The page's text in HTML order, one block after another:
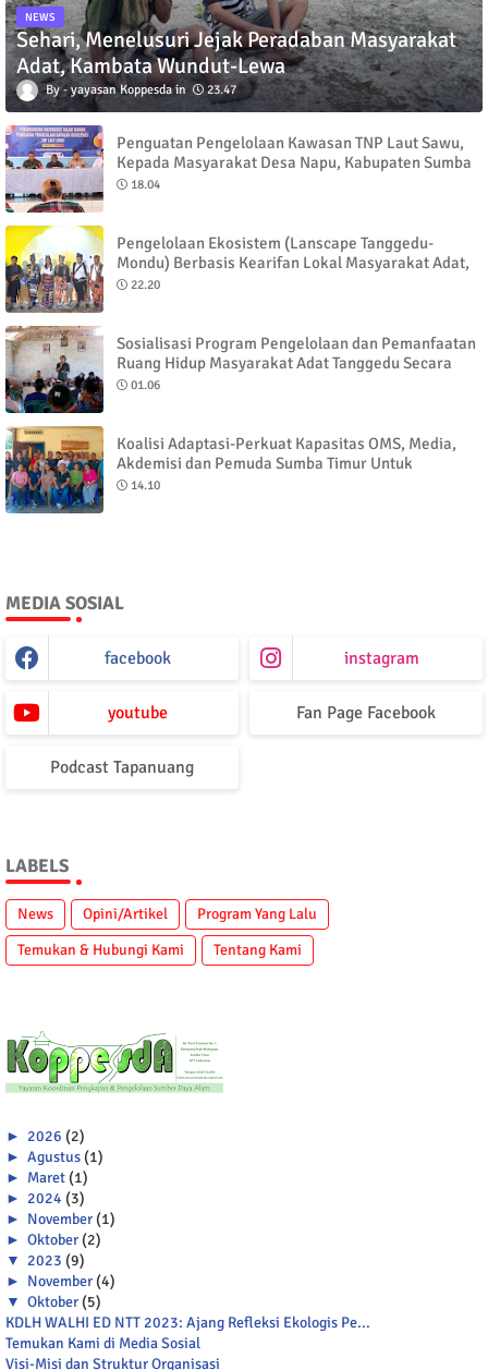
NEWS
Sehari, Menelusuri Jejak Peradaban Masyarakat
Adat, Kambata Wundut-Lewa
yayasan Koppesda 23.47
Penguatan Pengelolaan Kawasan TNP Laut Sawu,
Kepada Masyarakat Desa Napu, Kabupaten Sumba
Timur
18.04
Pengelolaan Ekosistem (Lanscape Tanggedu-
Mondu) Berbasis Kearifan Lokal Masyarakat Adat,
Wakili Sumba Timur, pada Pesta Raya
22.20
Sosialisasi Program Pengelolaan dan Pemanfaatan
Ruang Hidup Masyarakat Adat Tanggedu Secara
Mandiri dan Berkelanjutan
01.06
Koalisi Adaptasi-Perkuat Kapasitas OMS, Media,
Akdemisi dan Pemuda Sumba Timur Untuk
Amplifikasi Isu Perubahan Iklim
14.10
MEDIA SOSIAL
facebook instagram
youtube Fan Page Facebook
Podcast Tapanuang
LABELS
News Opini/Artikel
Program Yang Lalu
Temukan & Hubungi Kami
Tentang Kami
► 2026 (2)
► Agustus (1)
► Maret (1)
► 2024 (3)
► November (1)
► Oktober (2)
▼ 2023 (9)
► November (4)
▼ Oktober (5)
KDLH WALHI ED NTT 2023: Ajang Refleksi Ekologis Pe...
Temukan Kami di Media Sosial
Visi-Misi dan Struktur Organisasi